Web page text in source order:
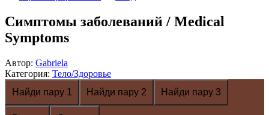
Симптомы заболеваний / Medical
Symptoms
Автор: Gabriela
Категория: Тело/Здоровье
Найди пару 1
Найди пару 2 Найди пару 3